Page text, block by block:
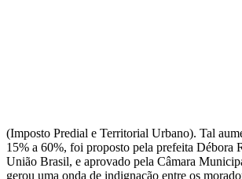
(Imposto Predial e Territorial Urbano). Tal
15% a 60%, foi proposto pela prefeita Débora
União Brasil, e aprovado pela Câmara
gerou uma onda de indignação entre os